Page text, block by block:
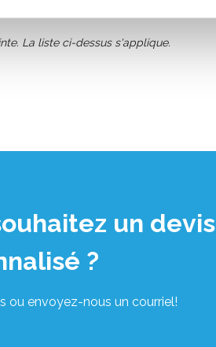
La liste ci-dessus s'applique.
un devis
?
ou envoyez-nous un courriel!